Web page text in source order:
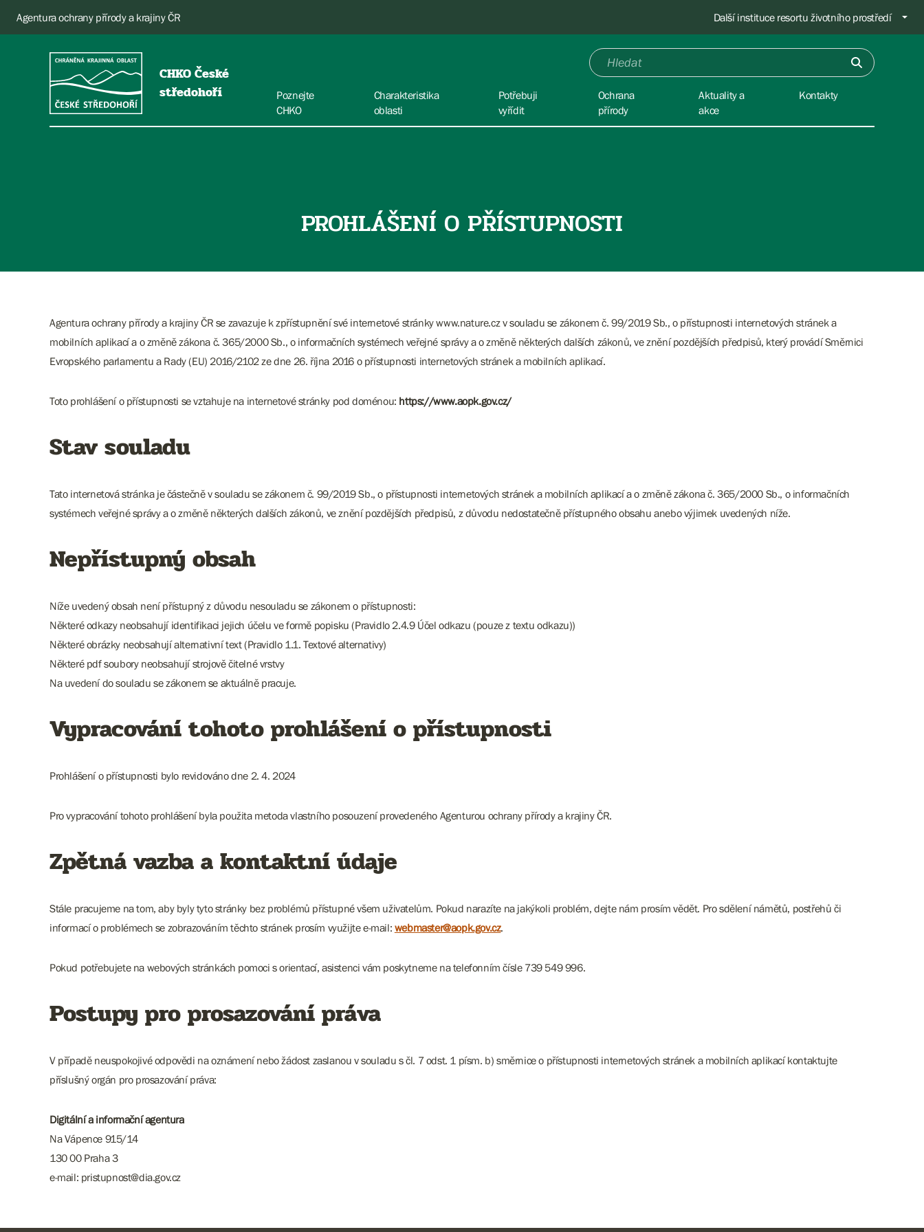
Agentura ochrany přírody a krajiny ČR Další instituce resortu životního prostředí
CHKO České
středohoří
Poznejte
CHKO
Charakteristika
oblasti
Potřebuji
vyřídit
Ochrana
přírody
Aktuality a
akce
Kontakty
PROHLÁŠENÍ O PŘÍSTUPNOSTI
Agentura ochrany přírody a krajiny ČR se zavazuje k zpřístupnění své internetové stránky www.nature.cz v souladu se zákonem č. 99/2019 Sb., o přístupnosti internetových stránek a
mobilních aplikací a o změně zákona č. 365/2000 Sb., o informačních systémech veřejné správy a o změně některých dalších zákonů, ve znění pozdějších předpisů, který provádí Směrnici
Evropského parlamentu a Rady (EU) 2016/2102 ze dne 26. října 2016 o přístupnosti internetových stránek a mobilních aplikací.
Toto prohlášení o přístupnosti se vztahuje na internetové stránky pod doménou: https://www.aopk.gov.cz/
Stav souladu
Tato internetová stránka je částečně v souladu se zákonem č. 99/2019 Sb., o přístupnosti internetových stránek a mobilních aplikací a o změně zákona č. 365/2000 Sb., o informačních
systémech veřejné správy a o změně některých dalších zákonů, ve znění pozdějších předpisů, z důvodu nedostatečně přístupného obsahu anebo výjimek uvedených níže.
Nepřístupný obsah
Níže uvedený obsah není přístupný z důvodu nesouladu se zákonem o přístupnosti:
Některé odkazy neobsahují identifikaci jejich účelu ve formě popisku (Pravidlo 2.4.9 Účel odkazu (pouze z textu odkazu))
Některé obrázky neobsahují alternativní text (Pravidlo 1.1. Textové alternativy)
Některé pdf soubory neobsahují strojově čitelné vrstvy
Na uvedení do souladu se zákonem se aktuálně pracuje.
Vypracování tohoto prohlášení o přístupnosti
Prohlášení o přístupnosti bylo revidováno dne 2. 4. 2024
Pro vypracování tohoto prohlášení byla použita metoda vlastního posouzení provedeného Agenturou ochrany přírody a krajiny ČR.
Zpětná vazba a kontaktní údaje
Stále pracujeme na tom, aby byly tyto stránky bez problémů přístupné všem uživatelům. Pokud narazíte na jakýkoli problém, dejte nám prosím vědět. Pro sdělení námětů, postřehů či
informací o problémech se zobrazováním těchto stránek prosím využijte e-mail: webmaster@aopk.gov.cz.
Pokud potřebujete na webových stránkách pomoci s orientací, asistenci vám poskytneme na telefonním čísle 739 549 996.
Postupy pro prosazování práva
V případě neuspokojivé odpovědi na oznámení nebo žádost zaslanou v souladu s čl. 7 odst. 1 písm. b) směrnice o přístupnosti internetových stránek a mobilních aplikací kontaktujte
příslušný orgán pro prosazování práva:
Digitální a informační agentura
Na Vápence 915/14
130 00 Praha 3
e-mail: pristupnost@dia.gov.cz